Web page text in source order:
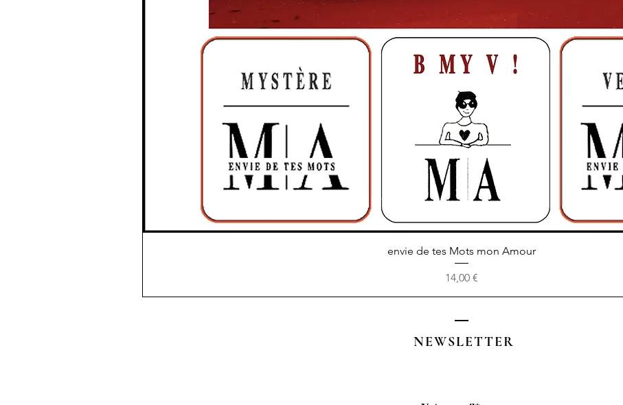
Aperçu rapide
envie de tes Mots mon Amour
Prix
14,00 €
NEWSLETTER